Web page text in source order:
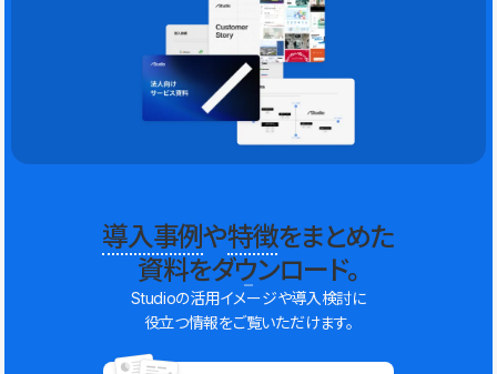
導入事例や特徴をまとめた
資料をダウンロード。
Studioの活用イメージや導入検討に
役立つ情報をご覧いただけます。